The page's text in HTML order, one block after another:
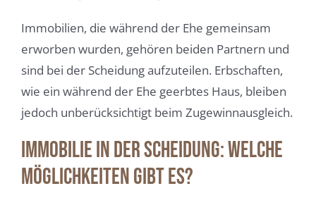
Immobilien, die während der Ehe gemeinsam
erworben wurden, gehören beiden Partnern und
sind bei der Scheidung aufzuteilen. Erbschaften,
wie ein während der Ehe geerbtes Haus, bleiben
jedoch unberücksichtigt beim Zugewinnausgleich.
Immobilie in der Scheidung: Welche
Möglichkeiten gibt es?